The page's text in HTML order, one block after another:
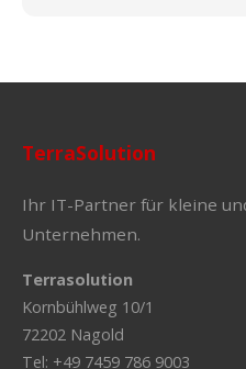
TerraSolution
Ihr IT-Partner für kleine
Unternehmen.
Terrasolution
Kornbühlweg 10/1
72202 Nagold
Tel: +49 7459 786 9003